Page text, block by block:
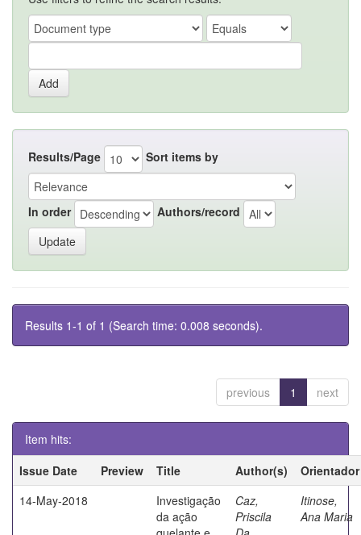
Results/Page Sort items by
In order Authors/record
Results 1-1 of 1 (Search time: 0.008 seconds).
previous 1 next
Item hits:
Issue Date
Preview Title Author(s)
Orientador
14-May-2018
Investigação
da ação
Caz,
Priscila
Itinose,
Ana Maria